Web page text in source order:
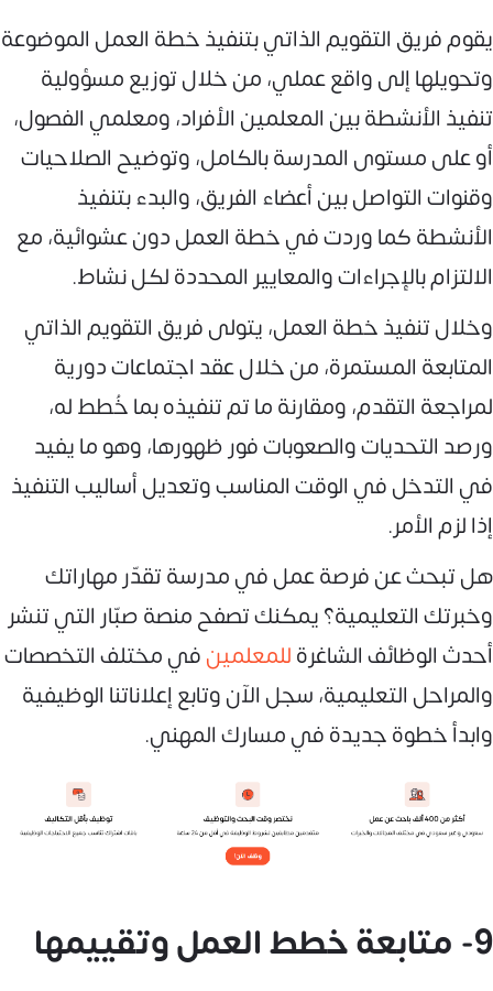
يقوم فريق التقويم الذاتي بتنفيذ خطة العمل الموضوعة
وتحويلها إلى واقع عملي، من خلال توزيع مسؤولية
تنفيذ الأنشطة بين المعلمين الأفراد، ومعلمي الفصول،
أو على مستوى المدرسة بالكامل، وتوضيح الصلاحيات
وقنوات التواصل بين أعضاء الفريق، والبدء بتنفيذ
الأنشطة كما وردت في خطة العمل دون عشوائية، مع
الالتزام بالإجراءات والمعايير المحددة لكل نشاط.
وخلال تنفيذ خطة العمل، يتولى فريق التقويم الذاتي
المتابعة المستمرة، من خلال عقد اجتماعات دورية
لمراجعة التقدم، ومقارنة ما تم تنفيذه بما خُطط له،
ورصد التحديات والصعوبات فور ظهورها، وهو ما يفيد
في التدخل في الوقت المناسب وتعديل أساليب التنفيذ
إذا لزم الأمر.
هل تبحث عن فرصة عمل في مدرسة تقدّر مهاراتك
وخبرتك التعليمية؟ يمكنك تصفح منصة صبّار التي تنشر
أحدث الوظائف الشاغرةللمعلمينفي مختلف التخصصات
والمراحل التعليمية، سجل الآن وتابع إعلاناتنا الوظيفية
وابدأ خطوة جديدة في مسارك المهني.
9- متابعة خطط العمل وتقييمها